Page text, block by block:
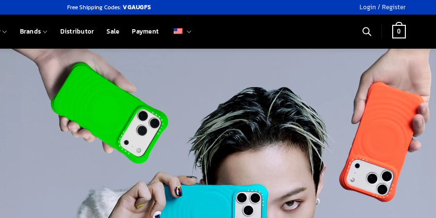
Free Shipping Codes:VGAUGFS Login / Register
Brands Distributor Sale Payment 0